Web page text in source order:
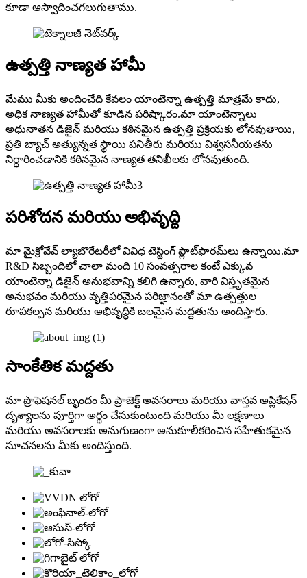
కూడా ఆస్వాదించగలుగుతాము.
ఉత్పత్తి నాణ్యత హామీ
మేము మీకు అందించేది కేవలం యాంటెన్నా ఉత్పత్తి మాత్రమే కాదు,
అధిక నాణ్యత హామీతో కూడిన పరిష్కారం.మా యాంటెన్నాలు
అధునాతన డిజైన్ మరియు కఠినమైన ఉత్పత్తి ప్రక్రియకు లోనవుతాయి,
ప్రతి బ్యాచ్ అత్యున్నత స్థాయి పనితీరు మరియు విశ్వసనీయతను
నిర్ధారించడానికి కఠినమైన నాణ్యత తనిఖీలకు లోనవుతుంది.
పరిశోదన మరియు అభివృద్ది
మా మైక్రోవేవ్ ల్యాబొరేటరీలో వివిధ టెస్టింగ్ ప్లాట్‌ఫారమ్‌లు ఉన్నాయి.మా
R&D సిబ్బందిలో చాలా మంది 10 సంవత్సరాల కంటే ఎక్కువ
యాంటెన్నా డిజైన్ అనుభవాన్ని కలిగి ఉన్నారు, వారి విస్తృతమైన
అనుభవం మరియు వృత్తిపరమైన పరిజ్ఞానంతో మా ఉత్పత్తుల
రూపకల్పన మరియు అభివృద్ధికి బలమైన మద్దతును అందిస్తారు.
సాంకేతిక మద్దతు
మా ప్రొఫెషనల్ బృందం మీ ప్రాజెక్ట్ అవసరాలు మరియు వాస్తవ అప్లికేషన్
దృశ్యాలను పూర్తిగా అర్థం చేసుకుంటుంది మరియు మీ లక్షణాలు
మరియు అవసరాలకు అనుగుణంగా అనుకూలీకరించిన సహేతుకమైన
సూచనలను మీకు అందిస్తుంది.